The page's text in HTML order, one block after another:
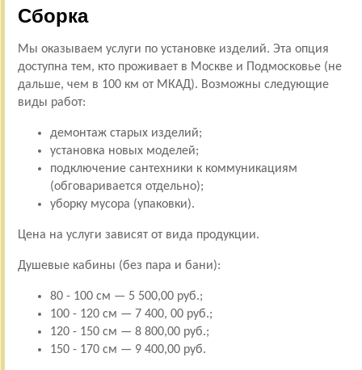
Сборка
Мы оказываем услуги по установке изделий. Эта опция
доступна тем, кто проживает в Москве и Подмосковье (не
дальше, чем в 100 км от МКАД). Возможны следующие
виды работ:
демонтаж старых изделий;
установка новых моделей;
подключение сантехники к коммуникациям
(обговаривается отдельно);
уборку мусора (упаковки).
Цена на услуги зависят от вида продукции.
Душевые кабины (без пара и бани):
80 - 100 см — 5 500,00 руб.;
100 - 120 см — 7 400, 00 руб.;
120 - 150 см — 8 800,00 руб.;
150 - 170 см — 9 400,00 руб.